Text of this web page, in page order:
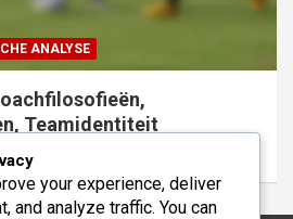
ANALYSE
Teamidentiteit
your experience, deliver
and analyze traffic. You can